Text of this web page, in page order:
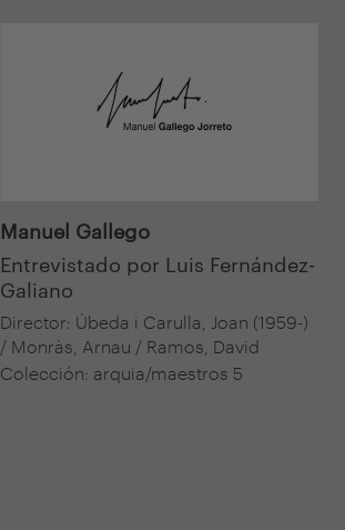
Manuel Gallego
Entrevistado por Luis Fernández-
Galiano
Director: Úbeda i Carulla, Joan (1959-)
/ Monràs, Arnau / Ramos, David
Colección: arquia/maestros 5